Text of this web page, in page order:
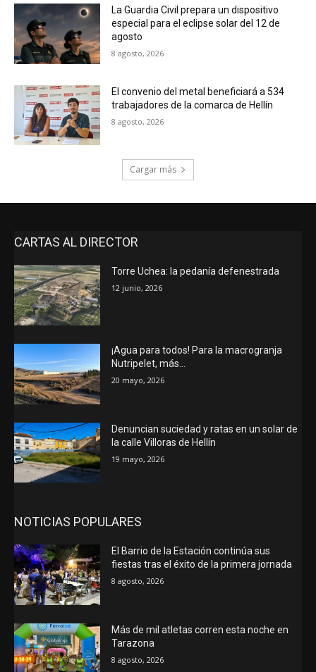
La Guardia Civil prepara un dispositivo
especial para el eclipse solar del 12 de
agosto
8 agosto, 2026
El convenio del metal beneficiará a 534
trabajadores de la comarca de Hellín
8 agosto, 2026
Cargar más
CARTAS AL DIRECTOR
Torre Uchea: la pedanía defenestrada
12 junio, 2026
¡Agua para todos! Para la macrogranja
Nutripelet, más…
20 mayo, 2026
Denuncian suciedad y ratas en un solar de
la calle Villoras de Hellín
19 mayo, 2026
NOTICIAS POPULARES
El Barrio de la Estación continúa sus
fiestas tras el éxito de la primera jornada
8 agosto, 2026
Más de mil atletas corren esta noche en
Tarazona
8 agosto, 2026